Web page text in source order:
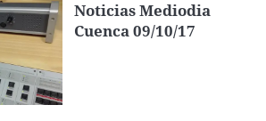
Noticias Mediodia
Cuenca 09/10/17